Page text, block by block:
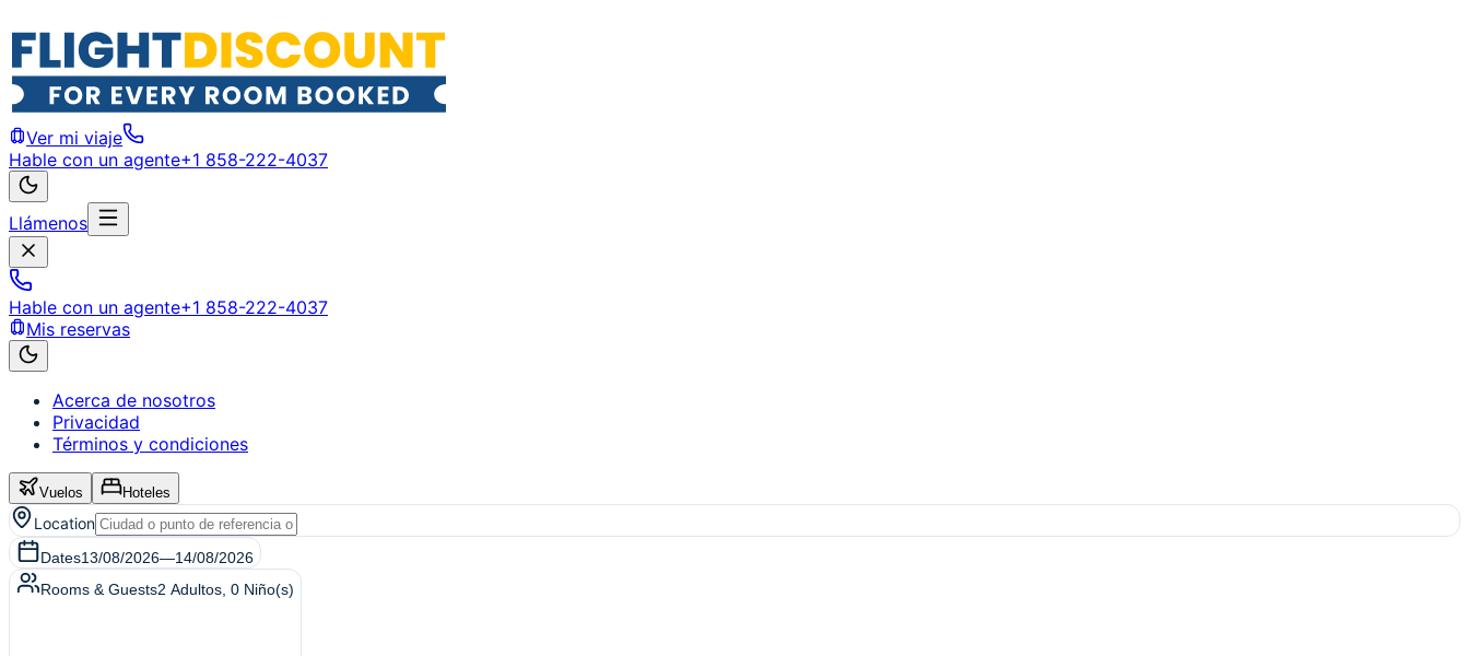
Ver mi viaje
Hable con un agente+1 858-222-4037
Llámenos
Hable con un agente+1 858-222-4037
Mis reservas
Acerca de nosotros
Privacidad
Términos y condiciones
Vuelos Hoteles
Location
Dates13/08/2026—14/08/2026
Rooms & Guests2 Adultos 0 Niño(s)